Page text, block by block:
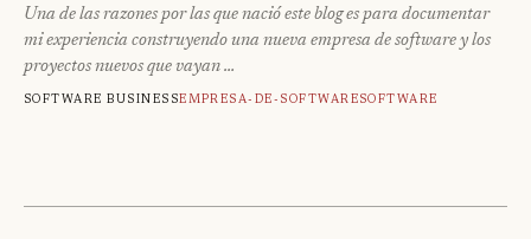
Una de las razones por las que nació este blog es para documentar
mi experiencia construyendo una nueva empresa de software y los
proyectos nuevos que vayan …
Software businessEmpresa-De-SoftwareSoftware